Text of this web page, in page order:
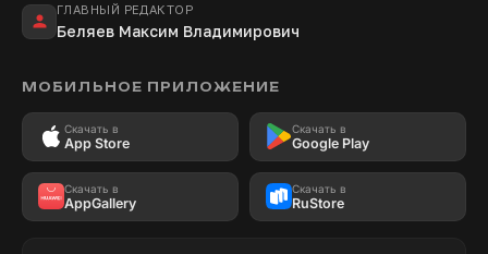
ГЛАВНЫЙ РЕДАКТОР
Беляев Максим Владимирович
МОБИЛЬНОЕ ПРИЛОЖЕНИЕ
Скачать в
App Store
Скачать в
Google Play
Скачать в
AppGallery
Скачать в
RuStore